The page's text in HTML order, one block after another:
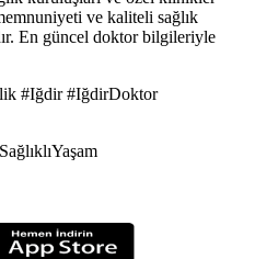
ve kaliteli sağlık
En güncel doktor bilgileriyle
#Iğdir #IğdirDoktor